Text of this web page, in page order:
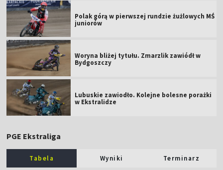
Polak górą w pierwszej rundzie żużlowych MŚ
juniorów
Woryna bliżej tytułu. Zmarzlik zawiódł w
Bydgoszczy
Lubuskie zawiodło. Kolejne bolesne porażki
w Ekstralidze
PGE Ekstraliga
Tabela Wyniki Terminarz